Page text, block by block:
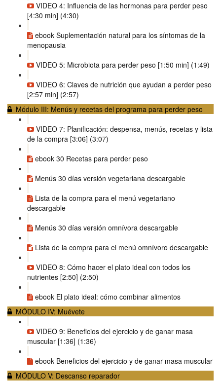
VIDEO 4: Influencia de las hormonas para perder peso
[4:30 min] (4:30)
ebook Suplementación natural para los síntomas de la
menopausia
VIDEO 5: Microbiota para perder peso [1:50 min] (1:49)
VIDEO 6: Claves de nutrición que ayudan a perder peso
[2:57 min] (2:57)
Módulo III: Menús y recetas del programa para perder peso
VIDEO 7: Planificación: despensa, menús, recetas y lista
de la compra [3:06] (3:07)
ebook 30 Recetas para perder peso
Menús 30 días versión vegetariana descargable
Lista de la compra para el menú vegetariano
descargable
Menús 30 días versión omnívora descargable
Lista de la compra para el menú omnívoro descargable
VIDEO 8: Cómo hacer el plato ideal con todos los
nutrientes [2:50] (2:50)
ebook El plato ideal: cómo combinar alimentos
MÓDULO IV: Muévete
VIDEO 9: Beneficios del ejercicio y de ganar masa
muscular [1:36] (1:36)
ebook Beneficios del ejercicio y de ganar masa muscular
MÓDULO V: Descanso reparador